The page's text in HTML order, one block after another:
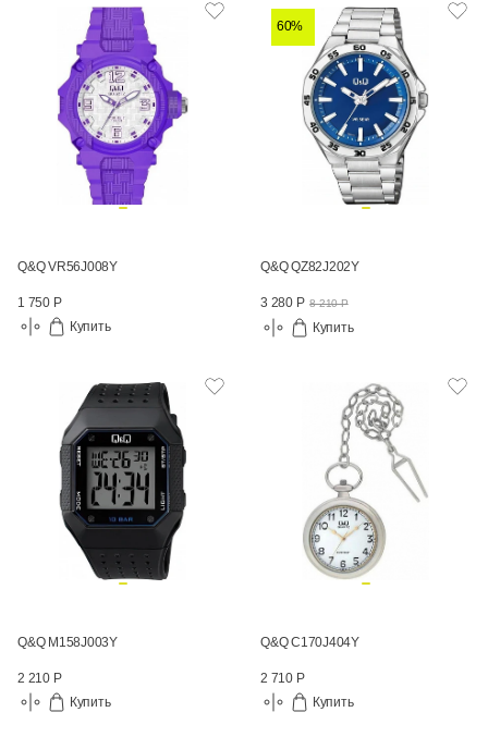
Q&Q VR56J008Y
1 750 Р
Купить
60%
Q&Q QZ82J202Y
3 280 Р 8 210 Р
Купить
Q&Q M158J003Y
2 210 Р
Купить
Q&Q C170J404Y
2 710 Р
Купить